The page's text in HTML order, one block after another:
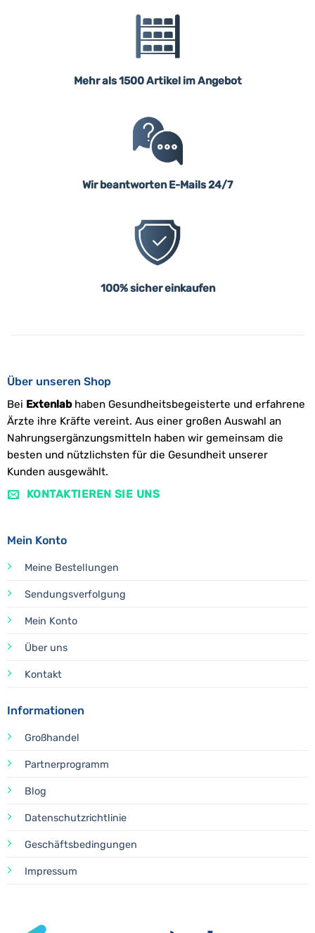
Mehr als 1500 Artikel im Angebot
Wir beantworten E-Mails 24/7
100% sicher einkaufen
Über unseren Shop
Bei Extenlabhaben Gesundheitsbegeisterte und erfahrene
Ärzte ihre Kräfte vereint. Aus einer großen Auswahl an
Nahrungsergänzungsmitteln haben wir gemeinsam die
besten und nützlichsten für die Gesundheit unserer
Kunden ausgewählt.
KONTAKTIEREN SIE UNS
Mein Konto
Meine Bestellungen
Sendungsverfolgung
Mein Konto
Über uns
Kontakt
Informationen
Großhandel
Partnerprogramm
Blog
Datenschutzrichtlinie
Geschäftsbedingungen
Impressum